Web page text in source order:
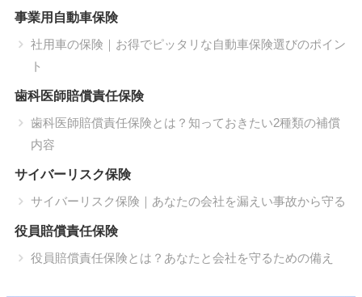
事業用自動車保険
社用車の保険｜お得でピッタリな自動車保険選びのポイン
ト
歯科医師賠償責任保険
歯科医師賠償責任保険とは？知っておきたい2種類の補償
内容
サイバーリスク保険
サイバーリスク保険｜あなたの会社を漏えい事故から守る
役員賠償責任保険
役員賠償責任保険とは？あなたと会社を守るための備え